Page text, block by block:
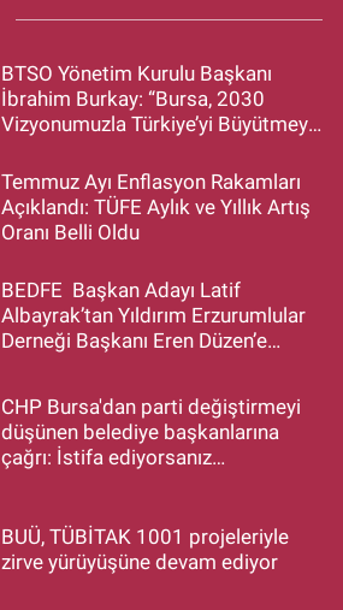
BTSO Yönetim Kurulu Başkanı
İbrahim Burkay: “Bursa, 2030
Vizyonumuzla Türkiye’yi Büyütmeye
Temmuz Ayı Enflasyon Rakamları
Açıklandı: TÜFE Aylık ve Yıllık Artış
Oranı Belli Oldu
BEDFE Başkan Adayı Latif
Albayrak’tan Yıldırım Erzurumlular
Derneği Başkanı Eren Düzen’e
CHP Bursa'dan parti değiştirmeyi
düşünen belediye başkanlarına
çağrı: İstifa ediyorsanız
BUÜ, TÜBİTAK 1001 projeleriyle
zirve yürüyüşüne devam ediyor